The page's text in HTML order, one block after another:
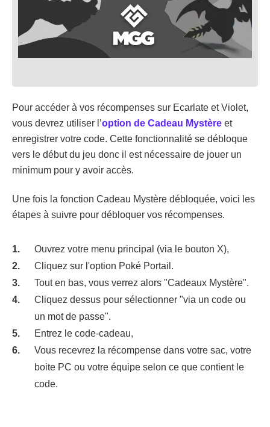
Pour accéder à vos récompenses sur Ecarlate et Violet,
vous devrez utiliser l’option de Cadeau Mystère et
enregistrer votre code. Cette fonctionnalité se débloque
vers le début du jeu donc il est nécessaire de jouer un
minimum pour y avoir accès.
Une fois la fonction Cadeau Mystère débloquée, voici les
étapes à suivre pour débloquer vos récompenses.
Ouvrez votre menu principal (via le bouton X),
Cliquez sur l'option Poké Portail.
Tout en bas, vous verrez alors "Cadeaux Mystère".
Cliquez dessus pour sélectionner "via un code ou
un mot de passe".
Entrez le code-cadeau,
Vous recevrez la récompense dans votre sac, votre
boite PC ou votre équipe selon ce que contient le
code.